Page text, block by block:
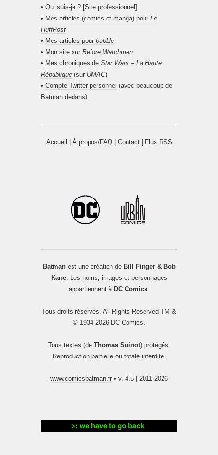
• Qui suis-je ? [Site professionnel]
• Mes articles (comics et manga) pour Le
HuffPost
• Mes articles pour bubble
• Mon site sur Before Watchmen
• Mes chroniques de Star Wars – La Haute
République (sur UMAC)
• Compte Twitter personnel (avec beaucoup de
Batman dedans)
Accueil | À propos/FAQ| Contact| Flux RSS
Batmanest une création de Bill Finger & Bob
Kane. Les noms, images et personnages
appartiennent à DC Comics
Tous droits réservés. All Rights Reserved TM &
© 1934-2026 DC Comics.
Tous textes (de Thomas Suinot) protégés.
Reproduction partielle ou totale interdite.
www.comicsbatman.fr • v. 4.5 | 2011-2026